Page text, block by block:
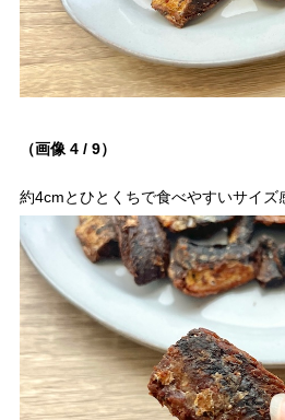
（画像 4 / 9）
約4cmとひとくちで食べやすいサイズ